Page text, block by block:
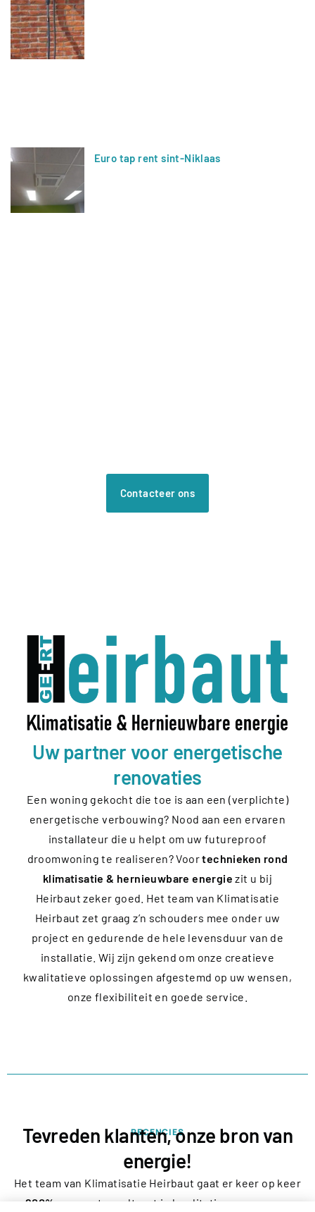
Euro tap rent sint-Niklaas
Contacteer ons
Uw partner voor energetische
renovaties
Een woning gekocht die toe is aan een (verplichte)
energetische verbouwing? Nood aan een ervaren
installateur die u helpt om uw futureproof
droomwoning te realiseren? Voortechnieken rond
klimatisatie & hernieuwbare energiezit u bij
Heirbaut zeker goed. Het team van Klimatisatie
Heirbaut zet graag z’n schouders mee onder uw
project en gedurende de hele levensduur van de
installatie. Wij zijn gekend om onze creatieve
kwalitatieve oplossingen afgestemd op uw wensen,
onze flexibiliteit en goede service.
RECENCIES
Tevreden klanten, onze bron van
energie!
Het team van Klimatisatie Heirbaut gaat er keer op keer
200%
voor wat resulteert in kwalitatieve en proper